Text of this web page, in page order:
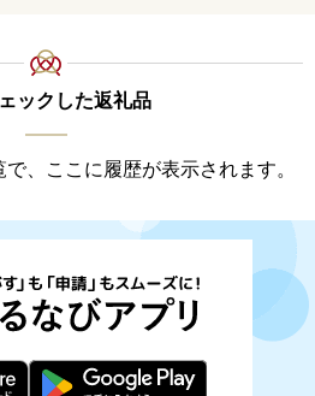
ックした返礼品
、ここに履歴が表示されます。